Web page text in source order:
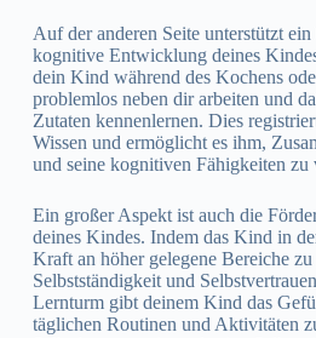
Auf der anderen Seite unterstützt
kognitive Entwicklung deines
dein Kind während des Kochens
problemlos neben dir arbeiten und
Zutaten kennenlernen. Dies
Wissen und ermöglicht es ihm,
und seine kognitiven Fähigkeiten zu
Ein großer Aspekt ist auch die
deines Kindes. Indem das Kind in
Kraft an höher gelegene Bereiche
Selbstständigkeit und
Lernturm gibt deinem Kind das
täglichen Routinen und Aktivitäten